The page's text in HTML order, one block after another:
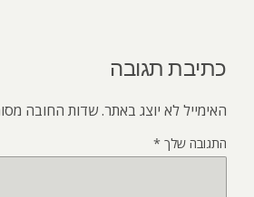
כתיבת תגובה
האימייל לא יוצג באתר.שדות החובה
התגובה שלך *